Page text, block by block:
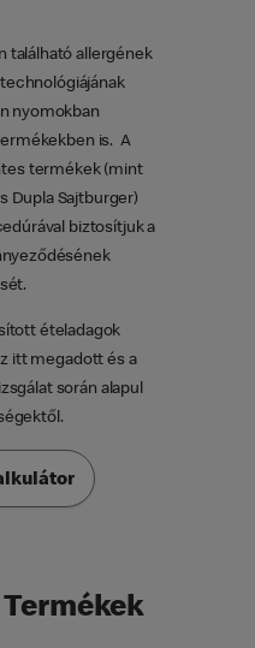
található allergének
nyomokban
is. A
termékek (mint
Dupla Sajtburger)
biztosítjuk a
ételadagok
itt megadott és a
során alapul